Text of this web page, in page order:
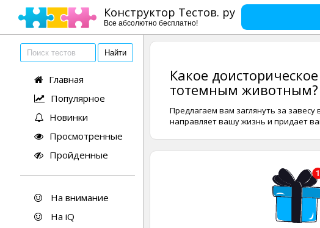
Конструктор Тестов. ру
Все абсолютно бесплатно!
Главная
Популярное
Новинки
Просмотренные
Пройденные
На внимание
На iQ
Какое
тотемным животным?
Предлагаем вам заглянуть за
направляет вашу жизнь и придает